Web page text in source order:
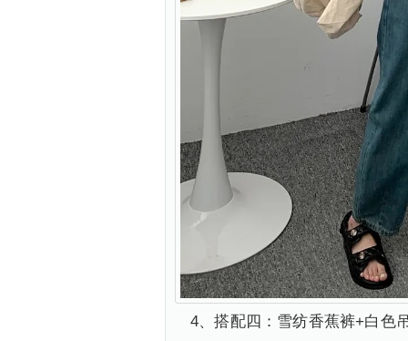
4、搭配四：雪纺香蕉裤+白色